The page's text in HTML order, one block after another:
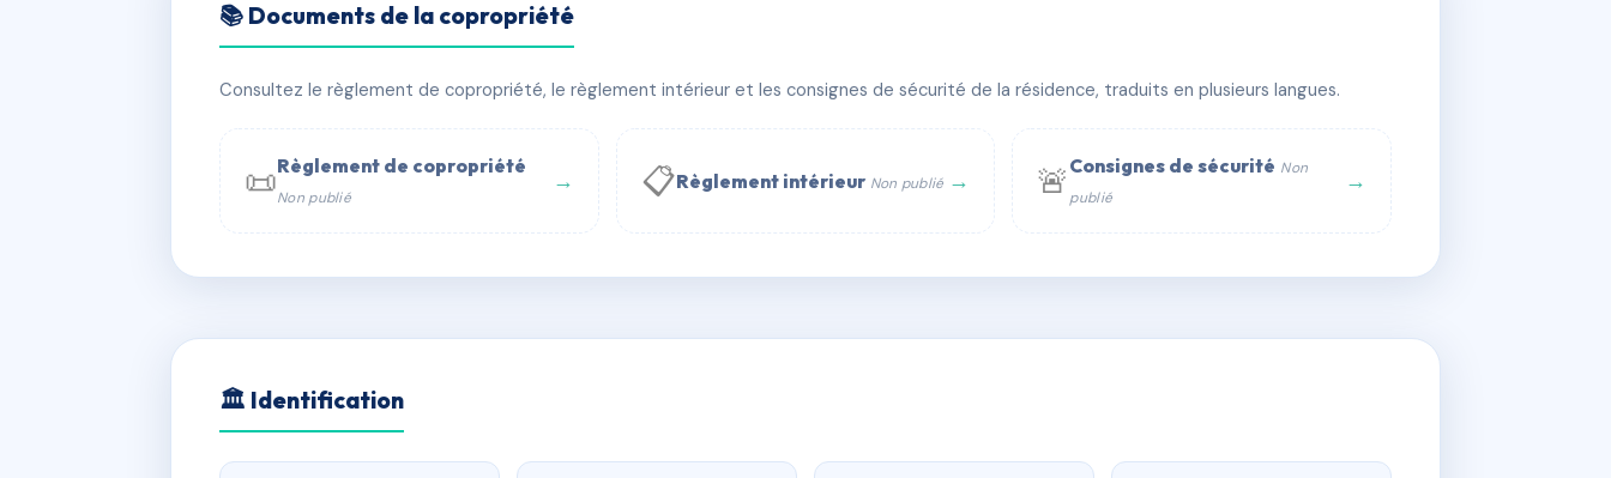
LE COLISEE
📍 salario, 20090 AJACCIO
📞 Contacter Syndic Digital 💬 WhatsApp
📚 Documents de la copropriété
Consultez le règlement de copropriété, le règlement intérieur et les consignes de sécurité de la résidence, traduits en plusieurs langues.
📜Règlement de copropriété
Non publié
→ 📋Règlement intérieur Non publié → 🚨 Consignes de sécurité Non
publié
→
AD5944996 🇫🇷
🏛 Identification